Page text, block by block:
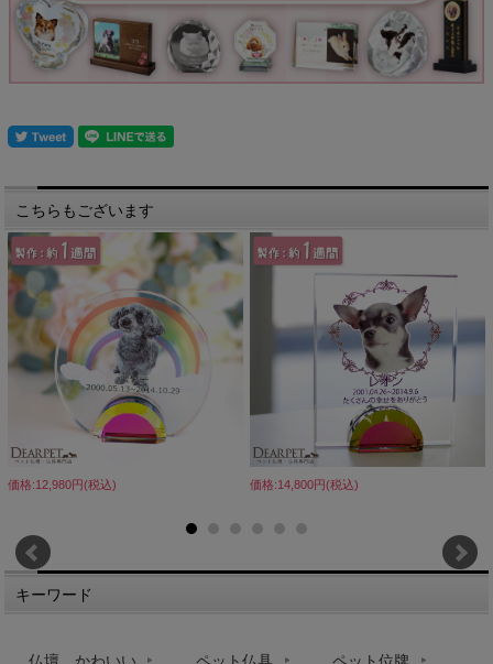
こちらもございます
価格:12,980円(税込) 価格:14,800円(税込)
キーワード